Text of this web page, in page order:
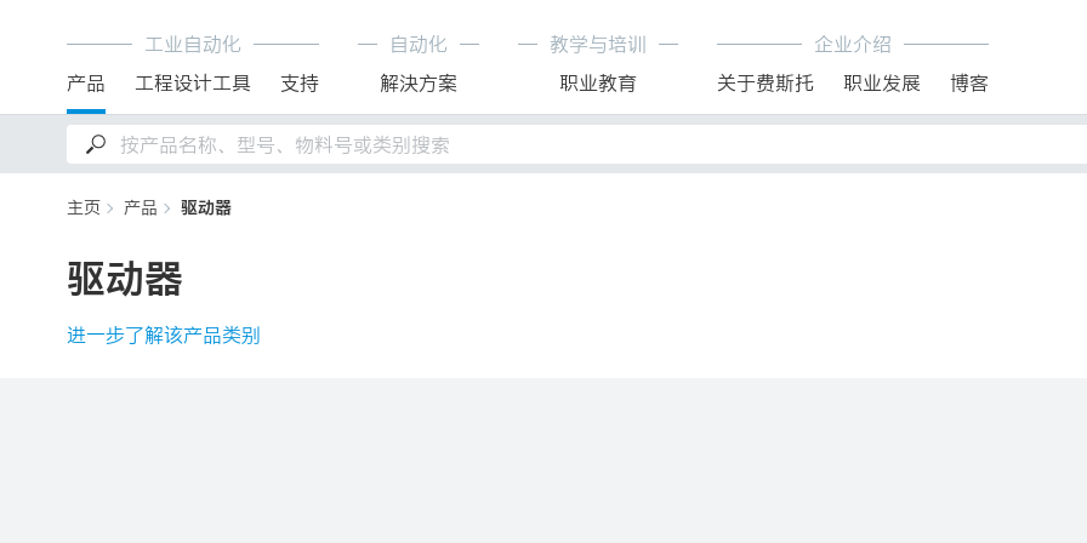
工业自动化
产品
工程设计工具 支持
自动化
解決方案
教学与培训
职业教育
企业介绍
关于费斯托
职业发展 博客
主页 产品 驱动器
驱动器
进一步了解该产品类别